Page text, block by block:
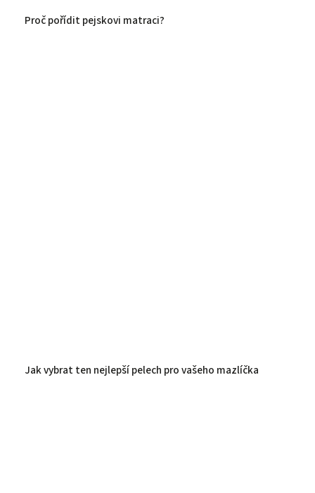
Proč pořídit pejskovi matraci?
Jak vybrat ten nejlepší pelech pro vašeho mazlíčka